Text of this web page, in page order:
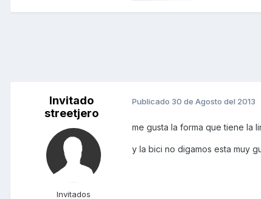
Invitado
streetjero
Invitados
Publicado 30 de Agosto del 2013
me gusta la forma que tiene la
y la bici no digamos esta muy